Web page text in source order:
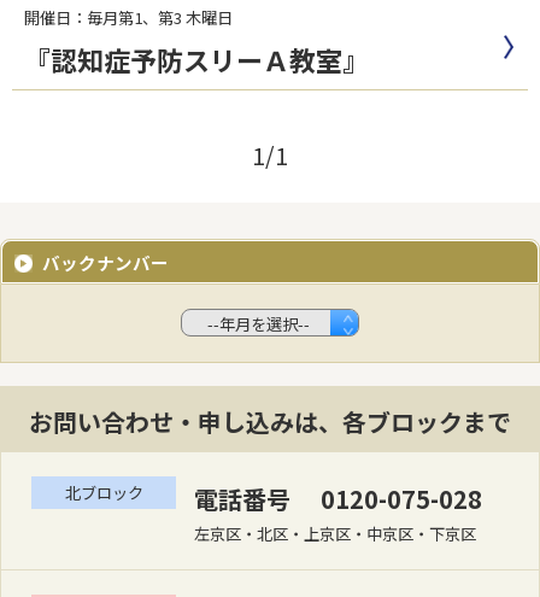
開催日：毎月第1、第3 木曜日
『認知症予防スリーＡ教室』
1/1
バックナンバー
お問い合わせ・申し込みは、各ブロックまで
北ブロック 電話番号 0120-075-028
左京区・北区・上京区・中京区・下京区